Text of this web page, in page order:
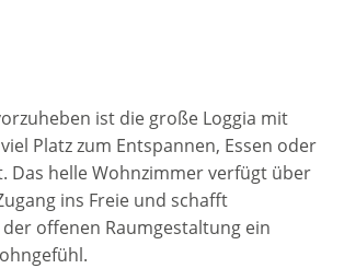
ist die große Loggia mit
Platz zum Entspannen, Essen oder
Das helle Wohnzimmer verfügt über
ins Freie und schafft
offenen Raumgestaltung ein